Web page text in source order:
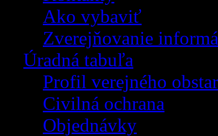
Ako vybaviť
Zverejňovanie
Úradná tabuľa
Profil verejného
Civilná ochrana
Objednávky